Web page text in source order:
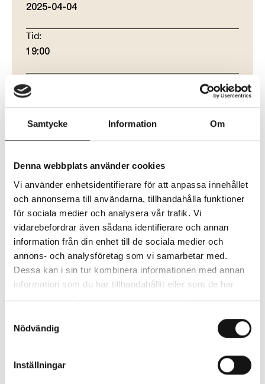
Samtycke Information Om
Denna webbplats använder cookies
Vi använder enhetsidentifierare för att anpassa innehållet
och annonserna till användarna, tillhandahålla funktioner
för sociala medier och analysera vår trafik. Vi
vidarebefordrar även sådana identifierare och annan
information från din enhet till de sociala medier och
annons- och analysföretag som vi samarbetar med.
Dessa kan i sin tur kombinera informationen med annan
information som du har tillhandahållit eller som de har
samlat in när du har använt deras tjänster.
Nödvändig
Inställningar
Markus Krunegård slog igenom som soloartist med
albumet Markusevangeliet 2008, hans första singel
“Jag är en vampyr” är fortfarande en av hans absolut
största låtar och har nått ikonstatus.
Därefter har Markus släppt ytterligare sju album på
indieälsklingarna Laakso, BC Unidos, Hets, We are
Serenades, Walking Bass och Gold Gold, och han driver
även indielabeln “< 1000”. Markus är en av landets
främsta textförfattare – hans texter har skapat allsång på
2025-04-04
Tid:
19:00
Arrangörer:
PopUp Varberg
Musik Hallandia